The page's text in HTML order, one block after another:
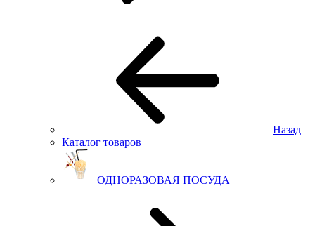
Назад
Каталог товаров
ОДНОРАЗОВАЯ ПОСУДА